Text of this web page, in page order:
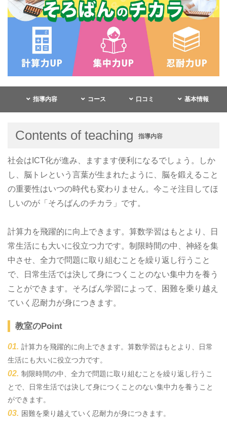
指導内容 コース 口コミ 基本情報
Contents of teaching 指導内容
社会はICT化が進み、ますます便利になるでしょう。しか
し、脳トレという言葉が生まれたように、脳を鍛えること
の重要性はいつの時代も変わりません。今こそ注目してほ
しいのが「そろばんのチカラ」です。
計算力を飛躍的に向上できます。算数学習はもとより、日
常生活にも大いに役立つ力です。制限時間の中、神経を集
中させ、全力で問題に取り組むことを繰り返し行うこと
で、日常生活では決して身につくことのない集中力を養う
ことができます。そろばん学習によって、困難を乗り越え
ていく忍耐力が身につきます。
教室のPoint
計算力を飛躍的に向上できます。算数学習はもとより、日常
生活にも大いに役立つ力です。
制限時間の中、全力で問題に取り組むことを繰り返し行うこ
とで、日常生活では決して身につくことのない集中力を養うこと
ができます。
困難を乗り越えていく忍耐力が身につきます。